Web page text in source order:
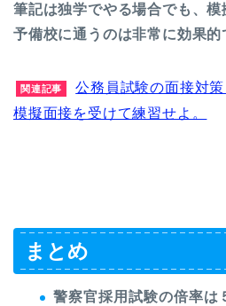
筆記は独学でやる場合でも、
予備校に通うのは非常に効果的
関連記事
公務員試験の面接対
模擬面接を受けて練習せよ。
まとめ
警察官採用試験の倍率は